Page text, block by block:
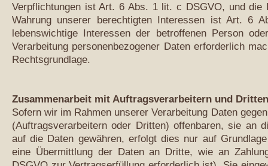
Verpflichtungen ist Art. 6 Abs. 1 lit. c DSGVO, und die
Wahrung unserer berechtigten Interessen ist Art. 6
lebenswichtige Interessen der betroffenen Person
Verarbeitung personenbezogener Daten erforderlich
Rechtsgrundlage.
Zusammenarbeit mit Auftragsverarbeitern und Dritten
Sofern wir im Rahmen unserer Verarbeitung Daten
(Auftragsverarbeitern oder Dritten) offenbaren, sie an
auf die Daten gewähren, erfolgt dies nur auf
eine Übermittlung der Daten an Dritte, wie an